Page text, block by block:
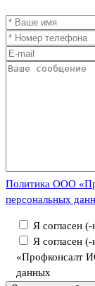
Политика ООО
персональных
Я согласен
Я согласен
«Профконсалт
данных